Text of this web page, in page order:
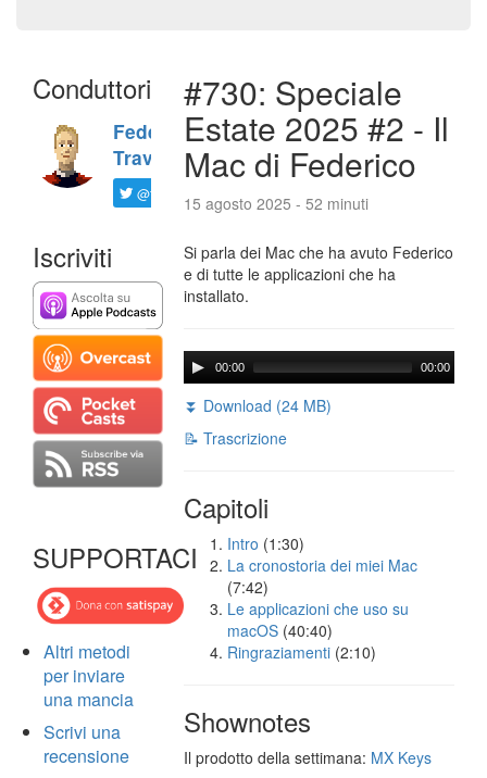
Conduttori
Federico
Travaini
@ftrava
Iscriviti
SUPPORTACI
Altri metodi
per inviare
una mancia
Scrivi una
recensione
#730: Speciale
Estate 2025 #2 - Il
Mac di Federico
15 agosto 2025 - 52 minuti
Si parla dei Mac che ha avuto Federico
e di tutte le applicazioni che ha
installato.
00:00 00:00
⏬ Download (24 MB)
📝 Trascrizione
Capitoli
Intro (1:30)
La cronostoria dei miei Mac
(7:42)
Le applicazioni che uso su
macOS (40:40)
Ringraziamenti (2:10)
Shownotes
Il prodotto della settimana: MX Keys